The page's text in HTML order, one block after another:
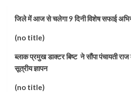
जिले में आज से चलेगा 9 दिनी विशेष सफाई
(no title)
ब्लाक प्रमुख डाक्टर बिष्ट ने सौंपा पंचायती
सूत्रीय ज्ञापन
(no title)